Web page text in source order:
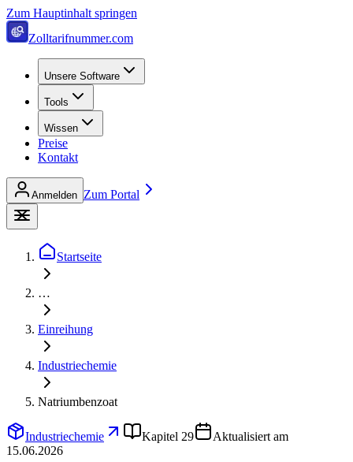
Zum Hauptinhalt springen
Zolltarifnummer.com
Unsere Software
Tools
Wissen
Preise
Kontakt
Anmelden Zum Portal
Startseite
…
Einreihung
Industriechemie
Natriumbenzoat
Industriechemie Kapitel 29
Aktualisiert am
15.06.2026